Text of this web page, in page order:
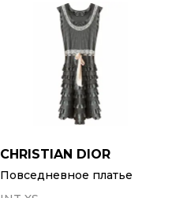
CHRISTIAN DIOR
Повседневное платье